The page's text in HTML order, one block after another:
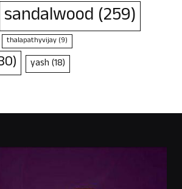
sandalwood (259)
thalapathyvijay(9)
yash(18)